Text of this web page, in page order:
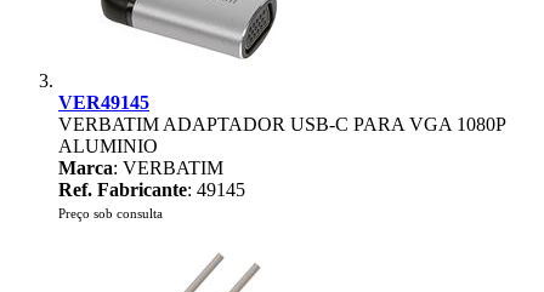
VER49145
VERBATIM ADAPTADOR USB-C PARA VGA 1080P
ALUMINIO
Marca: VERBATIM
Ref. Fabricante: 49145
Preço sob consulta